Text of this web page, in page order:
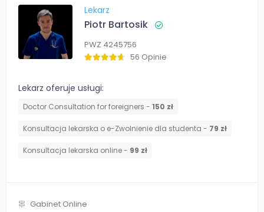
Lekarz
Piotr Bartosik
PWZ 4245756
56 Opinie
Lekarz oferuje usługi:
Doctor Consultation for foreigners - 150 zł
Konsultacja lekarska o e-Zwolnienie dla studenta - 79 zł
Konsultacja lekarska online - 99 zł
Gabinet Online